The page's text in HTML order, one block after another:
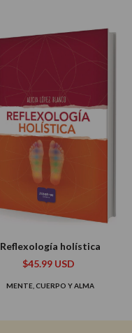
Reflexología holística
$45.99 USD
MENTE, CUERPO Y ALMA